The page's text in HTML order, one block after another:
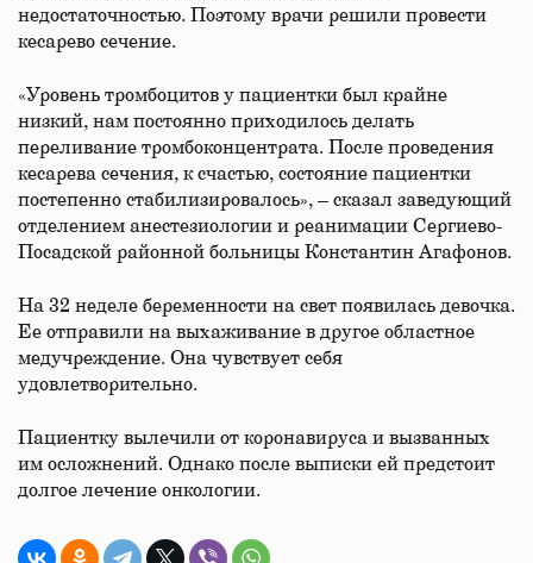
недостаточностью. Поэтому врачи решили провести
кесарево сечение.
«Уровень тромбоцитов у пациентки был крайне
низкий, нам постоянно приходилось делать
переливание тромбоконцентрата. После проведения
кесарева сечения, к счастью, состояние пациентки
постепенно стабилизировалось», – сказал заведующий
отделением анестезиологии и реанимации Сергиево-
Посадской районной больницы Константин Агафонов.
На 32 неделе беременности на свет появилась девочка.
Ее отправили на выхаживание в другое областное
медучреждение. Она чувствует себя
удовлетворительно.
Пациентку вылечили от коронавируса и вызванных
им осложнений. Однако после выписки ей предстоит
долгое лечение онкологии.